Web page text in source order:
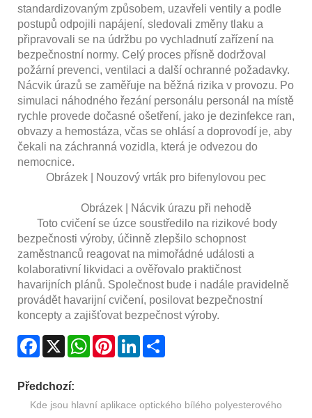
standardizovaným způsobem, uzavřeli ventily a podle
postupů odpojili napájení, sledovali změny tlaku a
připravovali se na údržbu po vychladnutí zařízení na
bezpečnostní normy. Celý proces přísně dodržoval
požární prevenci, ventilaci a další ochranné požadavky.
Nácvik úrazů se zaměřuje na běžná rizika v provozu. Po
simulaci náhodného řezání personálu personál na místě
rychle provede dočasné ošetření, jako je dezinfekce ran,
obvazy a hemostáza, včas se ohlásí a doprovodí je, aby
čekali na záchranná vozidla, která je odvezou do
nemocnice.
Obrázek | Nouzový vrták pro bifenylovou pec
Obrázek | Nácvik úrazu při nehodě
Toto cvičení se úzce soustředilo na rizikové body
bezpečnosti výroby, účinně zlepšilo schopnost
zaměstnanců reagovat na mimořádné události a
kolaborativní likvidaci a ověřovalo praktičnost
havarijních plánů. Společnost bude i nadále pravidelně
provádět havarijní cvičení, posilovat bezpečnostní
koncepty a zajišťovat bezpečnost výroby.
Facebook
X WhatsAppPinterestLinkedIn
Předchozí:
Kde jsou hlavní aplikace optického bílého polyesterového